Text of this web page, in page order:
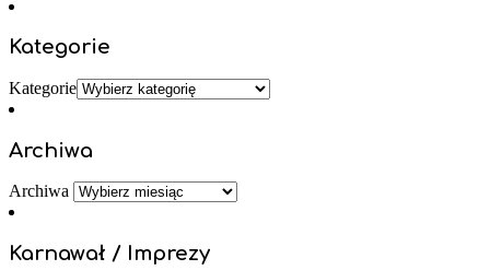
Kategorie
Kategorie
Archiwa
Archiwa
Karnawał / Imprezy